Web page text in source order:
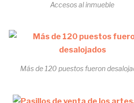
Accesos al inmueble
Más de 120 puestos fueron